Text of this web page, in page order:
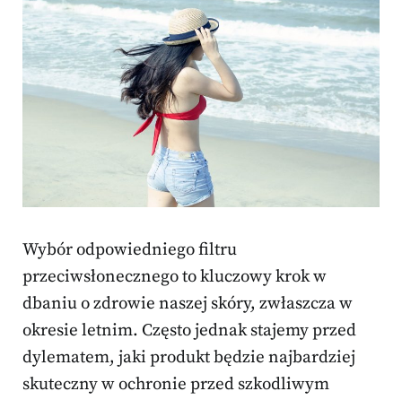
Wybór odpowiedniego filtru
przeciwsłonecznego to kluczowy krok w
dbaniu o zdrowie naszej skóry, zwłaszcza w
okresie letnim. Często jednak stajemy przed
dylematem, jaki produkt będzie najbardziej
skuteczny w ochronie przed szkodliwym